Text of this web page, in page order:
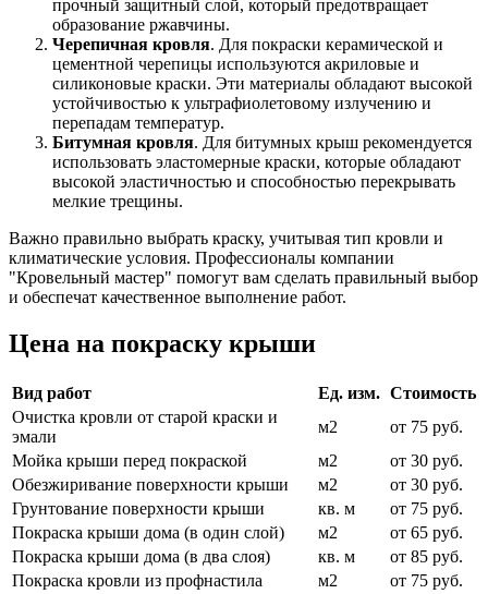
прочный защитный слой, который предотвращает
образование ржавчины.
Черепичная кровля. Для покраски керамической и
цементной черепицы используются акриловые и
силиконовые краски. Эти материалы обладают высокой
устойчивостью к ультрафиолетовому излучению и
перепадам температур.
Битумная кровля. Для битумных крыш рекомендуется
использовать эластомерные краски, которые обладают
высокой эластичностью и способностью перекрывать
мелкие трещины.
Важно правильно выбрать краску, учитывая тип кровли и
климатические условия. Профессионалы компании
"Кровельный мастер" помогут вам сделать правильный выбор
и обеспечат качественное выполнение работ.
Цена на покраску крыши
Вид работ Ед. изм. Стоимость
Очистка кровли от старой краски и
эмали
м2
от 75 руб.
Мойка крыши перед покраской
м2
от 30 руб.
Обезжиривание поверхности крыши
м2
от 30 руб.
Грунтование поверхности крыши
кв. м
от 75 руб.
Покраска крыши дома (в один слой)
м2
от 65 руб.
Покраска крыши дома (в два слоя)
кв. м
от 85 руб.
Покраска кровли из профнастила
м2
от 75 руб.